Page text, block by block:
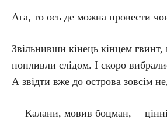
Ага, то ось де можна провести
Звільнивши кінець кінцем гвинт,
попливли слідом. І скоро
А звідти вже до острова зовсім
— Калани, мовив боцман,— цінні